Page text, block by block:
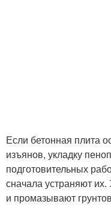
Если бетонная плита
изъянов, укладку
подготовительных
сначала устраняют
и промазывают